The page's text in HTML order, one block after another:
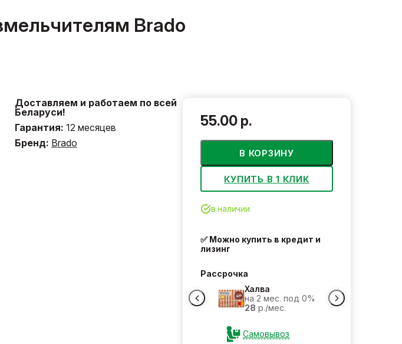
Brado
Доставляем и работаем по всей
Беларуси!
Гарантия: 12 месяцев
Бренд: Brado
55.00 р.
В КОРЗИНУ
КУПИТЬ В 1 КЛИК
в наличии
✅ Можно купить в кредит и
лизинг
Рассрочка
Халва
на 2 мес. под 0%
28 р./мес.
Самовывоз